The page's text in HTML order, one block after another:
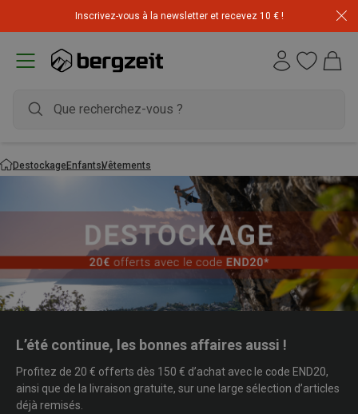
Inscrivez-vous à la newsletter et recevez 10 € !
DestockageEnfantsVêtements
L’été continue, les bonnes affaires aussi !
Profitez de 20 € offerts dès 150 € d’achat avec le code END20,
ainsi que de la livraison gratuite, sur une large sélection d’articles
déjà remisés.